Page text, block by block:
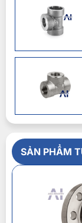
SẢN PHẨM